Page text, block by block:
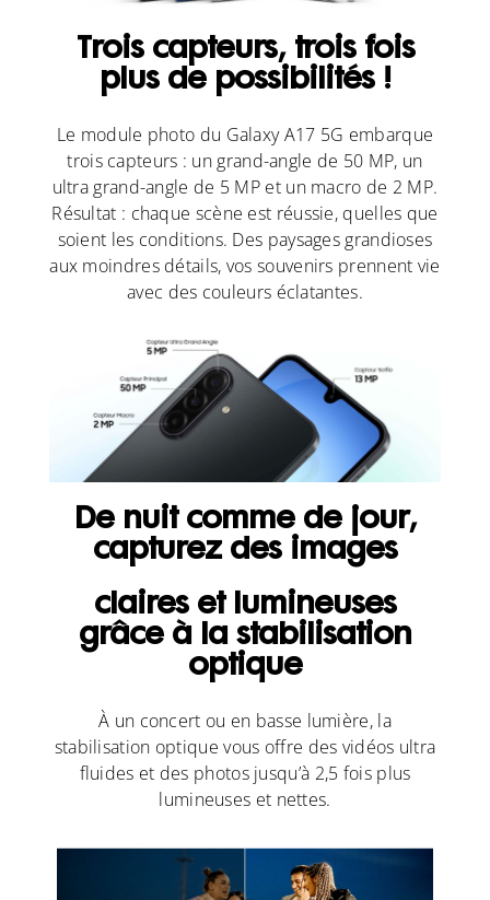
Trois capteurs, trois fois
plus de possibilités !
Le module photo du Galaxy A17 5G embarque
trois capteurs : un grand-angle de 50 MP, un
ultra grand-angle de 5 MP et un macro de 2 MP.
Résultat : chaque scène est réussie, quelles que
soient les conditions. Des paysages grandioses
aux moindres détails, vos souvenirs prennent vie
avec des couleurs éclatantes.
De nuit comme de jour,
capturez des images
claires et lumineuses
grâce à la stabilisation
optique
À un concert ou en basse lumière, la
stabilisation optique vous offre des vidéos ultra
fluides et des photos jusqu’à 2,5 fois plus
lumineuses et nettes.